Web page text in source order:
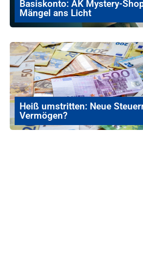
Basiskonto: AK Mystery-
Mängel ans Licht
Heiß umstritten: Neue
Vermögen?